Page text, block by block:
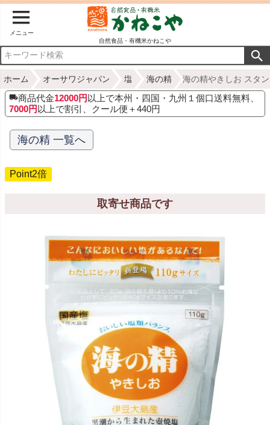
メニュー
自然食品・有機米かねこや
ホーム オーサワジャパン 塩 海の精 海の精やきしお スタ
商品代金12000円 以上で本州・四国・九州１個口送料無料、
7000円 以上で割引、クール便＋440円
海の精 一覧へ
Point2倍
取寄せ商品です